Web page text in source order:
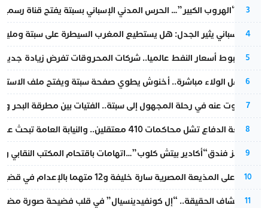
3
عملية “الهروب الكبير”… الحرس المدني الإسباني بسبتة يفتح قناة
4
تقرير إسباني يثير الجدل: هل يستطيع المغرب السيطرة على سبتة
5
رغم هبوط أسعار النفط عالميا.. شركات المحروقات تفرض زيادة
6
بعد حفل الولاء مباشرة.. أخنوش يطوي صفحة سبتة ويفتح ملف
7
المسكوت عنه في رحلة المجهول إلى سبتة.. الفتيات بين مطرقة البحر
8
مقاطعة الدفاع تشل محاكمات 410 معتقلين.. والنيابة العامة تبحث عن حل قانوني
9
أزمة تهز فندق“أكادير بيتش كلوب”…اتهامات باقتحام المكتب النقابي
10
الحكم على المذيعة المصرية سارة خليفة و12 متهما بالإعدام في قضية هزت بلاد الفراعنة
11
بعد انكشاف الحقيقة.. “إل كونفيدينسيال” في قلب فضيحة صورة